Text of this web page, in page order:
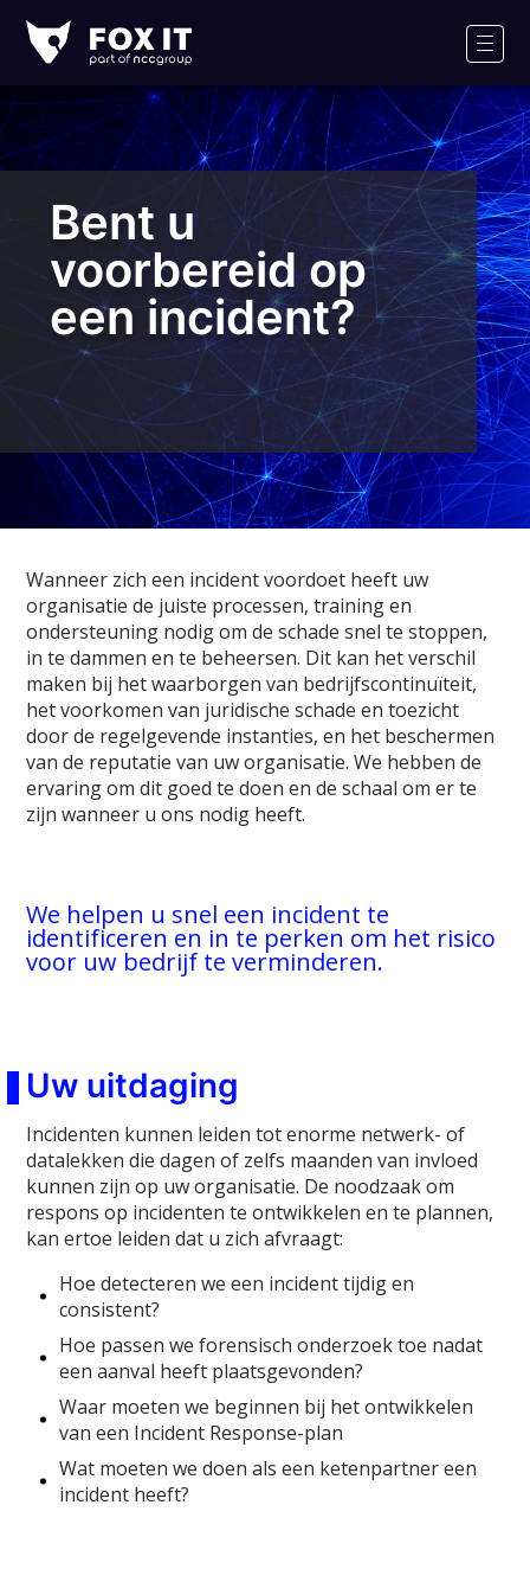
IT
Logo
Bent u
voorbereid op
een incident?
Wanneer zich een incident voordoet heeft uw
organisatie de juiste processen, training en
ondersteuning nodig om de schade snel te stoppen,
in te dammen en te beheersen. Dit kan het verschil
maken bij het waarborgen van bedrijfscontinuïteit,
het voorkomen van juridische schade en toezicht
door de regelgevende instanties, en het beschermen
van de reputatie van uw organisatie. We hebben de
ervaring om dit goed te doen en de schaal om er te
zijn wanneer u ons nodig heeft.
We helpen u snel een incident te
identificeren en in te perken om het risico
voor uw bedrijf te verminderen.
Uw uitdaging
Incidenten kunnen leiden tot enorme netwerk- of
datalekken die dagen of zelfs maanden van invloed
kunnen zijn op uw organisatie. De noodzaak om
respons op incidenten te ontwikkelen en te plannen,
kan ertoe leiden dat u zich afvraagt:
Hoe detecteren we een incident tijdig en
consistent?
Hoe passen we forensisch onderzoek toe nadat
een aanval heeft plaatsgevonden?
Waar moeten we beginnen bij het ontwikkelen
van een Incident Response-plan
Wat moeten we doen als een ketenpartner een
incident heeft?